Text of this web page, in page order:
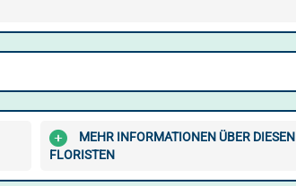
MEHR INFORMATIONEN ÜBER DIESEN
FLORISTEN